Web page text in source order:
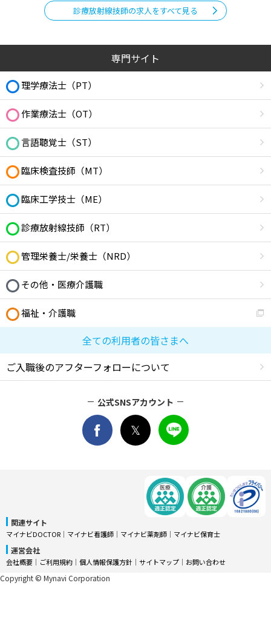
診療放射線技師の求人をすべて見る
専門サイト
理学療法士（PT）
作業療法士（OT）
言語聴覚士（ST）
臨床検査技師（MT）
臨床工学技士（ME）
診療放射線技師（RT）
管理栄養士/栄養士（NRD）
その他・医療介護職
福祉・介護職
全ての利用者の皆さまへ
ご入職後のアフターフォローについて
公式SNSアカウント
関連サイト
マイナビDOCTOR │ マイナビ看護師 │ マイナビ薬剤師 │ マイナビ保育士
運営会社
会社概要 │ ご利用規約 │ 個人情報保護方針 │ サイトマップ │ お問い合わせ
Copyright © Mynavi Corporation